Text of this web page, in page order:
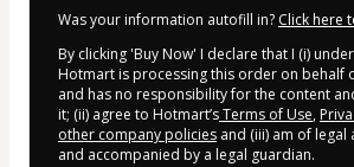
Was your information autofill in? Click here
By clicking 'Buy Now' I declare that I (i)
Hotmart is processing this order on behalf
and has no responsibility for the content
it; (ii) agree to Hotmart’sTerms of Use,
other company policies and (iii) am of
and accompanied by a legal guardian.